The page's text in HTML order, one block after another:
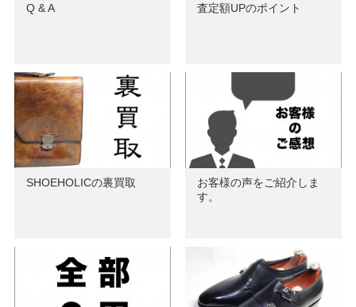
Q & A 査定額UPのポイント
SHOEHOLICの裏買取
お客様の声をご紹介しま
す。